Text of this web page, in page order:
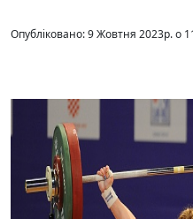
Опубліковано: 9 Жовтня 2023р. о